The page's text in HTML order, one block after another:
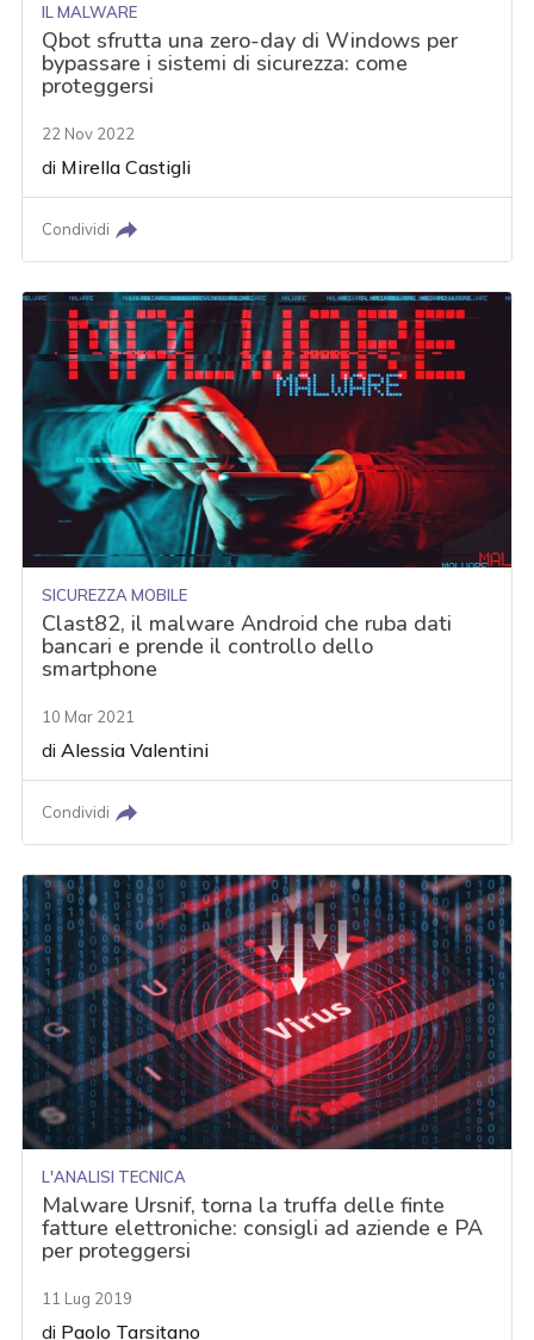
IL MALWARE
Qbot sfrutta una zero-day di Windows per
bypassare i sistemi di sicurezza: come
proteggersi
22 Nov 2022
di Mirella Castigli
Condividi
SICUREZZA MOBILE
Clast82, il malware Android che ruba dati
bancari e prende il controllo dello
smartphone
10 Mar 2021
diAlessia Valentini
Condividi
L'ANALISI TECNICA
Malware Ursnif, torna la truffa delle finte
fatture elettroniche: consigli ad aziende e PA
per proteggersi
11 Lug 2019
di Paolo Tarsitano